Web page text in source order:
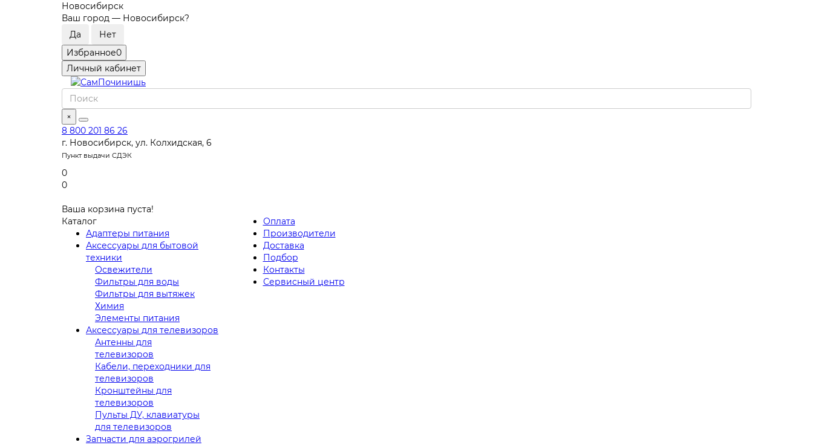
Новосибирск
Ваш город — Новосибирск?
Избранное0
Личный кабинет
×
8 800 201 86 26
г. Новосибирск, ул. Колхидская, 6
Пункт выдачи СДЭК
0
0
Ваша корзина пуста!
Каталог
Адаптеры питания
Аксессуары для бытовой
техники
Освежители
Фильтры для воды
Фильтры для вытяжек
Химия
Элементы питания
Аксессуары для телевизоров
Антенны для
телевизоров
Кабели, переходники для
телевизоров
Кронштейны для
телевизоров
Пульты ДУ, клавиатуры
для телевизоров
Запчасти для аэрогрилей
Оплата
Производители
Доставка
Подбор
Контакты
Сервисный центр